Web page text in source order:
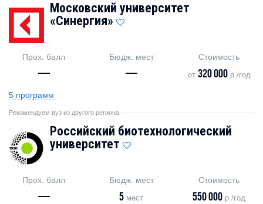
Московский университет
«Синергия»
Прох. балл
—
Бюдж. мест
—
Стоимость
от 320 000р./год
5 программ
Рекомендуем вуз из другого региона
Российский биотехнологический
университет
Прох. балл
—
Бюдж. мест
5 мест
Стоимость
550 000 р./год